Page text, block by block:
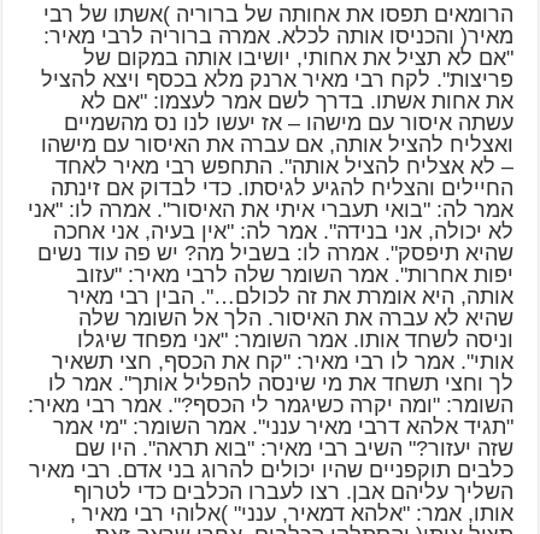
הרומאים תפסו את אחותה של ברוריה )אשתו של רבי
מאיר( והכניסו אותה לכלא. אמרה ברוריה לרבי מאיר:
"אם לא תציל את אחותי, יושיבו אותה במקום של
פריצות". לקח רבי מאיר ארנק מלא בכסף ויצא להציל
את אחות אשתו. בדרך לשם אמר לעצמו: "אם לא
עשתה איסור עם מישהו – אז יעשו לנו נס מהשמיים
ואצליח להציל אותה, אם עברה את האיסור עם מישהו
– לא אצליח להציל אותה". התחפש רבי מאיר לאחד
החיילים והצליח להגיע לגיסתו. כדי לבדוק אם זינתה
אמר לה: "בואי תעברי איתי את האיסור". אמרה לו: "אני
לא יכולה, אני בנידה". אמר לה: "אין בעיה, אני אחכה
שהיא תיפסק". אמרה לו: בשביל מה? יש פה עוד נשים
יפות אחרות". אמר השומר שלה לרבי מאיר: "עזוב
אותה, היא אומרת את זה לכולם…". הבין רבי מאיר
שהיא לא עברה את האיסור. הלך אל השומר שלה
וניסה לשחד אותו. אמר השומר: "אני מפחד שיגלו
אותי". אמר לו רבי מאיר: "קח את הכסף, חצי תשאיר
לך וחצי תשחד את מי שינסה להפליל אותך". אמר לו
השומר: "ומה יקרה כשיגמר לי הכסף?". אמר רבי מאיר:
"תגיד אלהא דרבי מאיר ענני". אמר השומר: "מי אמר
שזה יעזור?" השיב רבי מאיר: "בוא תראה". היו שם
כלבים תוקפניים שהיו יכולים להרוג בני אדם. רבי מאיר
השליך עליהם אבן. רצו לעברו הכלבים כדי לטרוף
אותו, אמר: "אלהא דמאיר, ענני" )אלוהי רבי מאיר ,